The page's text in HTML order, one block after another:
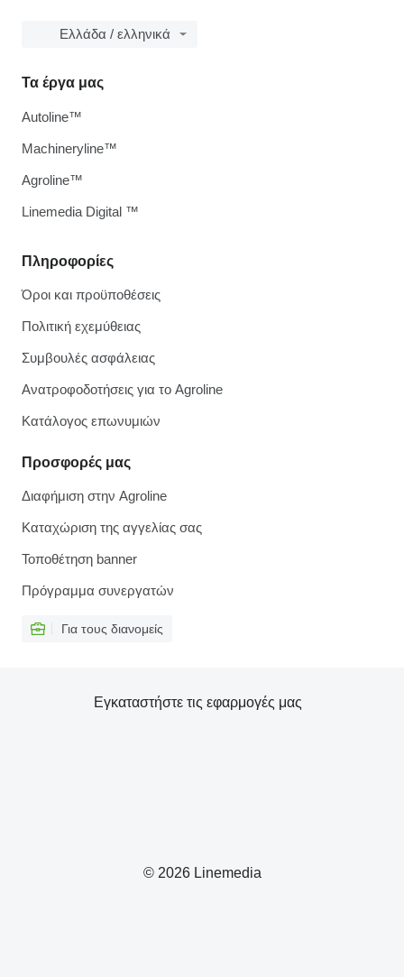
Ελλάδα / ελληνικά
Πληροφορίες
Όροι και προϋποθέσεις
Πολιτική εχεμύθειας
Συμβουλές ασφάλειας
Ανατροφοδοτήσεις για το Agroline
Κατάλογος επωνυμιών
Προσφορές μας
Διαφήμιση στην Agroline
Καταχώριση της αγγελίας σας
Τοποθέτηση banner
Πρόγραμμα συνεργατών
Για τους διανομείς
Τα έργα μας
Autoline™
Machineryline™
Agroline™
Linemedia Digital ™
© 2026 Linemedia
Εγκαταστήστε τις εφαρμογές μας